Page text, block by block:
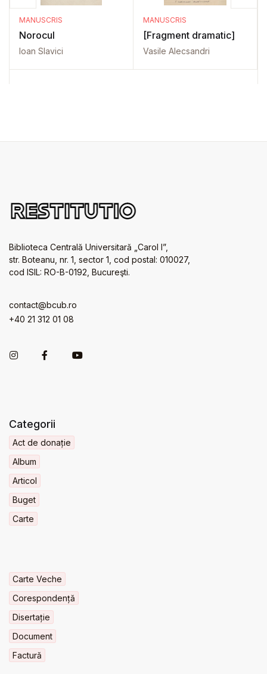
MANUSCRIS
Norocul
Ioan Slavici
MANUSCRIS
[Fragment dramatic]
Vasile Alecsandri
Biblioteca Centrală Universitară „Carol I”,
str. Boteanu, nr. 1, sector 1, cod postal: 010027,
cod ISIL: RO-B-0192, Bucureşti.
contact@bcub.ro
+40 21 312 01 08
Categorii
Act de donație
Album
Articol
Buget
Carte
Carte Veche
Corespondență
Disertație
Document
Factură